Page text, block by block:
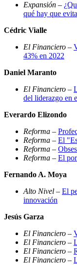
Expansión –
qué hay que
Cédric Vialle
El Financiero –
43% en 2022
Daniel Maranto
El Financiero –
del liderazgo en
Everardo Elizondo
Reforma –
Reforma – El
Reforma –
Reforma – El
Fernando A. Moya
Alto Nivel – El
innovación
Jesús Garza
El Financiero –
El Financiero –
El Financiero –
El Financiero –